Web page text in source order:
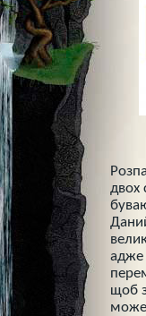
двох
адже
щоб
може